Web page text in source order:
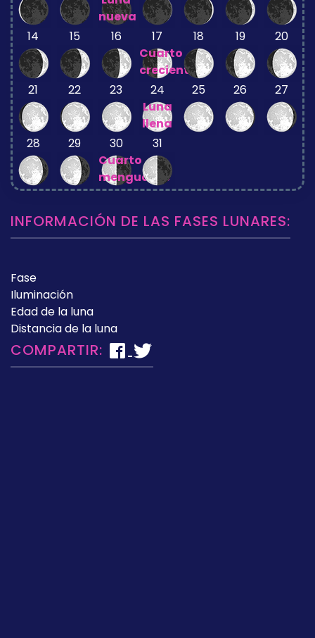
nueva
14 15 16
17
Cuarto
creciente
18 19 20
21 22 23
24
Luna
llena
25 26 27
28 29
30
Cuarto
menguante
31
INFORMACIÓN DE LAS FASES LUNARES:
Fase
Iluminación
Edad de la luna
Distancia de la luna
COMPARTIR: